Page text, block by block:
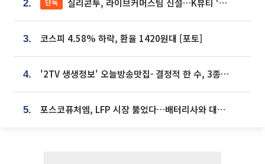
2. 단독 실리콘투, 라이브커머스팀 신설…K뷰티 ‘글로벌 판매망’ 확대[K뷰티 라방戰]
3. 코스피 4.58% 하락, 환율 1420원대 [포토]
4. '2TV 생생정보' 오늘방송맛집- 결정적 한 수, 3종 메밀면! 메밀 소바 맛집 '의○○○○'
5. 포스코퓨처엠, LFP 시장 뚫었다…배터리사와 대규모 장기 공급 합의